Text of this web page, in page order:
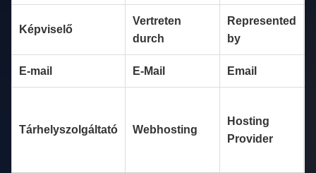
Képviselő
Vertreten
durch
Represented
by
E-mail E-Mail Email
Tárhelyszolgáltató Webhosting
Hosting
Provider